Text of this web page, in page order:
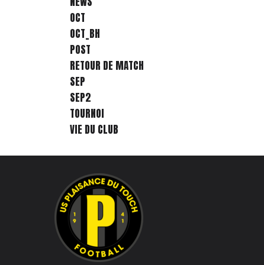
OCT
OCT_BH
POST
RETOUR DE MATCH
SEP
SEP2
TOURNOI
VIE DU CLUB